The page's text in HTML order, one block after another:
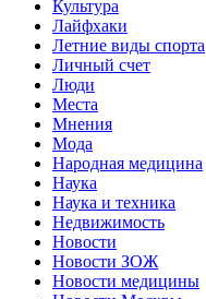
Культура
Лайфхаки
Летние виды спорта
Личный счет
Люди
Места
Мнения
Мода
Народная медицина
Наука
Наука и техника
Недвижимость
Новости
Новости ЗОЖ
Новости медицины